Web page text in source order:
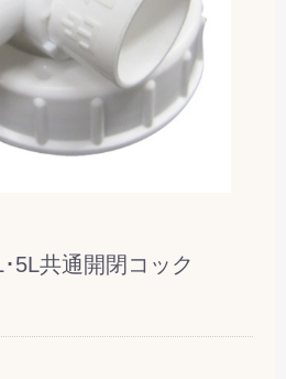
5L共通開閉コック